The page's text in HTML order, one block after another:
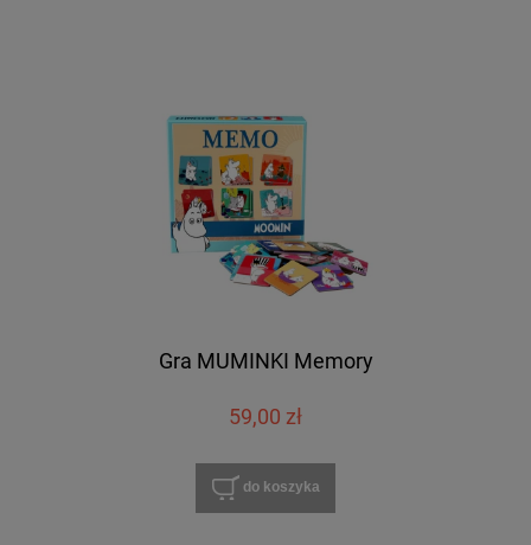
Gra MUMINKI Memory
59,00 zł
do koszyka